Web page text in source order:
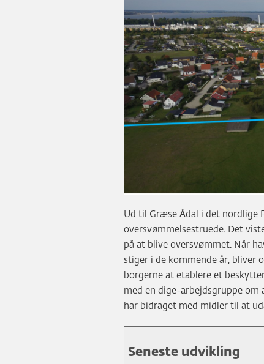
Ud til Græse Ådal i det nordlige
oversvømmelsestruede. Det
på at blive oversvømmet. Når
stiger i de kommende år, bliver
borgerne at etablere et
med en dige-arbejdsgruppe om
har bidraget med midler til at
udvikling
Seneste udvikling